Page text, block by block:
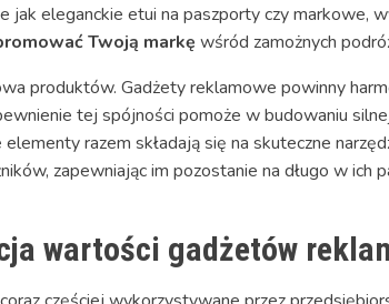
eleganckie etui na paszporty czy markowe,
Twoją markę wśród zamożnych
produktów. Gadżety reklamowe powinny
tej spójności pomoże w budowaniu
razem składają się na skuteczne
zapewniając im pozostanie na długo w ich
wartości gadżetów